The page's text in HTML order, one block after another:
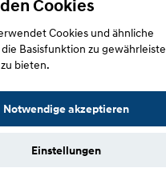
Zustimmen
© 2026. Autohaus
Cookies
Cookies und ähnliche
Basisfunktion zu
bieten.
Notwendige akzeptieren
Einstellungen